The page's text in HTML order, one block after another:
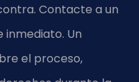
Contacte a un
inmediato. Un
el proceso,